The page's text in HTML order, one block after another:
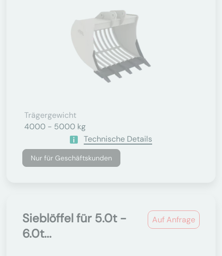
Trägergewicht
4000 - 5000 kg
Technische Details
Nur für Geschäftskunden
Auf Anfrage
Sieblöffel für 5.0t -
6.0t...